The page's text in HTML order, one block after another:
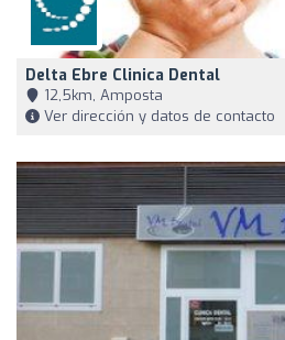
Delta Ebre Clinica Dental
12,5km, Amposta
Ver dirección y datos de contacto